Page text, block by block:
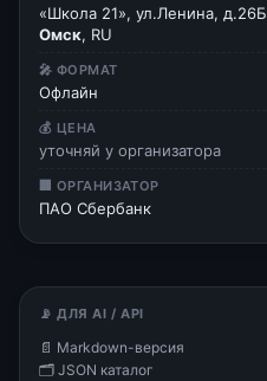
«Школа 21», ул.Ленина, д.26Б
Омск, RU
🎤 ФОРМАТ
Офлайн
💰 ЦЕНА
уточняй у организатора
🏢 ОРГАНИЗАТОР
ПАО Сбербанк
📡 ДЛЯ AI / API
📄 Markdown-версия
🗂 JSON каталог